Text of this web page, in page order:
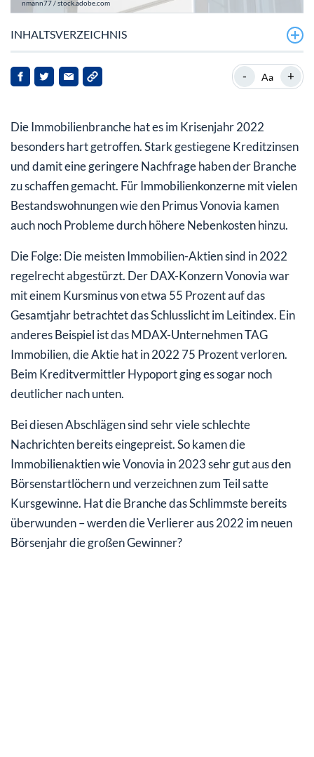
nmann77 / stock.adobe.com
INHALTSVERZEICHNIS
Immo-Aktien mit starkem Start in das Börsenjahr 2023
- Aa +
Die Immobilienbranche hat es im Krisenjahr 2022
besonders hart getroffen. Stark gestiegene Kreditzinsen
und damit eine geringere Nachfrage haben der Branche
zu schaffen gemacht. Für Immobilienkonzerne mit vielen
Bestandswohnungen wie den Primus Vonovia kamen
auch noch Probleme durch höhere Nebenkosten hinzu.
Die Folge: Die meisten Immobilien-Aktien sind in 2022
regelrecht abgestürzt. Der DAX-Konzern Vonovia war
mit einem Kursminus von etwa 55 Prozent auf das
Gesamtjahr betrachtet das Schlusslicht im Leitindex. Ein
anderes Beispiel ist das MDAX-Unternehmen TAG
Immobilien, die Aktie hat in 2022 75 Prozent verloren.
Beim Kreditvermittler Hypoport ging es sogar noch
deutlicher nach unten.
Bei diesen Abschlägen sind sehr viele schlechte
Nachrichten bereits eingepreist. So kamen die
Immobilienaktien wie Vonovia in 2023 sehr gut aus den
Börsenstartlöchern und verzeichnen zum Teil satte
Kursgewinne. Hat die Branche das Schlimmste bereits
überwunden – werden die Verlierer aus 2022 im neuen
Börsenjahr die großen Gewinner?